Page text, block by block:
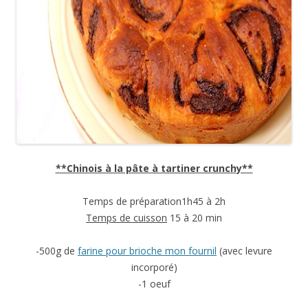
**Chinois à la pâte à tartiner crunchy**
Temps de préparation1h45 à 2h
Temps de cuisson 15 à 20 min
-500g de farine pour brioche mon fournil (avec levure
incorporé)
-1 oeuf